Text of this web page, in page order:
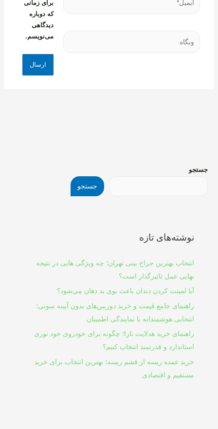
برای زمانی
که دوباره
دیدگاهی
می‌نویسم.
جستجو
جستجو
نوشته‌های تازه
انتخاب بهترین جراح بینی تهران؛ چه ویژگی هایی در نتیجه
نهایی عمل تاثیرگذار است؟
آیا لمینت کردن دندان باعث بوی بد دهان می‌شود؟
راهنمای جامع قیمت و خرید دوربین‌های بدون آیینه سونی؛
انتخابی هوشمندانه با نمایندگی اطمینان
راهنمای خرید هدلایت تارا؛ چگونه برای خودروی خود نوری
استاندارد و قدرتمند انتخاب کنیم؟
خرید عمده ریسه از قشم ریسه؛ بهترین انتخاب برای خرید
مستقیم و اقتصادی